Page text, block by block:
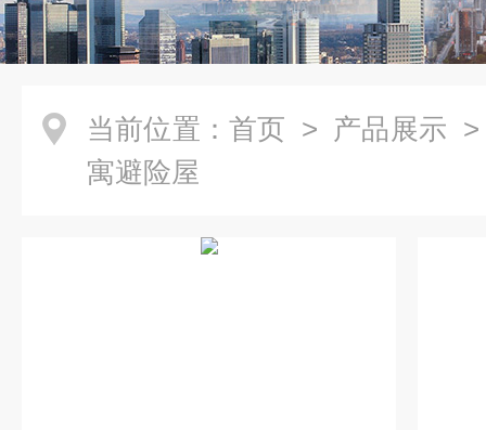
当前位置： 首页 > 产品展示
寓避险屋